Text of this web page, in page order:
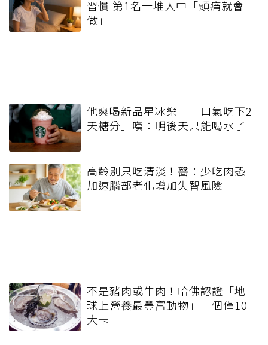
習慣 第1名一堆人中「頭痛就會
做」
他爽喝新品星冰樂「一口氣吃下2
天糖分」嘆：明後天只能喝水了
高齡別只吃清淡！醫：少吃肉恐
加速腦部老化增加失智風險
不是豬肉或牛肉！哈佛認證「地
球上營養最豐富動物」一個僅10
大卡